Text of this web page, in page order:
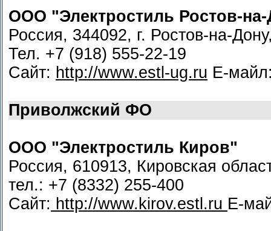
ООО "Электростиль Ростов-
Россия, 344092, г. Ростов-на-
Тел. +7 (918) 555-22-19
Сайт: http://www.estl-ug.ru Е-
Приволжский ФО
ООО "Электростиль Киров"
Россия, 610913, Кировская
тел.: +7 (8332) 255-400
Сайт: http://www.kirov.estl.ru Е-